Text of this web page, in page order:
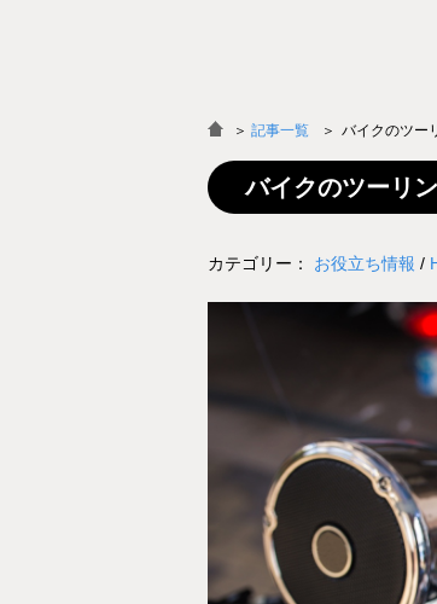
＞ 記事一覧 バイクのツー
バイクのツーリ
カテゴリー： お役立ち情報 /